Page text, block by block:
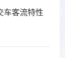
车客流特性